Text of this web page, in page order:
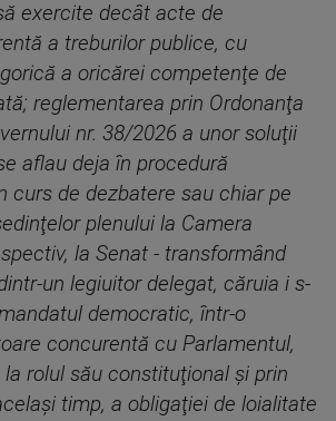
exercite decât acte de
a treburilor publice, cu
a oricărei competenţe de
reglementarea prin Ordonanţa
nr. 38/2026 a unor soluţii
aflau deja în procedură
curs de dezbatere sau chiar pe
plenului la Camera
la Senat - transformând
un legiuitor delegat, căruia i s-
democratic, într-o
concurentă cu Parlamentul,
rolul său constituţional şi prin
timp, a obligaţiei de loialitate